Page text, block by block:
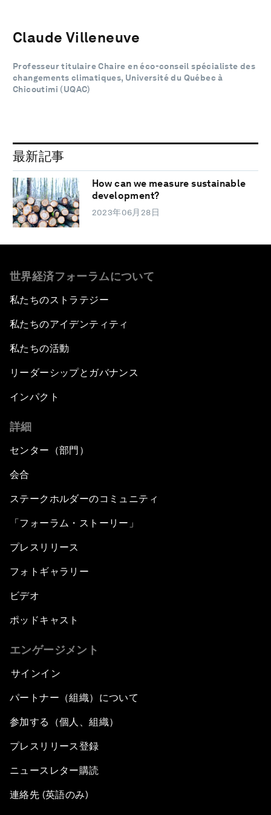
Claude Villeneuve
Professeur titulaire Chaire en éco-conseil spécialiste des
changements climatiques, Université du Québec à
Chicoutimi (UQAC)
最新記事
How can we measure sustainable
development?
2023年06月28日
世界経済フォーラムについて
私たちのストラテジー
私たちのアイデンティティ
私たちの活動
リーダーシップとガバナンス
インパクト
詳細
センター（部門）
会合
ステークホルダーのコミュニティ
「フォーラム・ストーリー」
プレスリリース
フォトギャラリー
ビデオ
ポッドキャスト
エンゲージメント
サインイン
パートナー（組織）について
参加する（個人、組織）
プレスリリース登録
ニュースレター購読
連絡先 (英語のみ)